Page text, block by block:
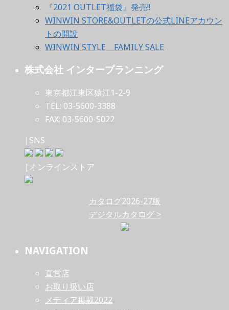
『2021 OUTLET福袋』発売!!
WINWIN STORE&OUTLETの公式LINEアカウン
トの開設
WINWIN STYLE FAMILY SALE
株式会社 インタープランニング
東京都江東区猿江1-2-9
TEL: 03-5600-3388
FAX: 03-5600-5022
|SNS
|オンラインストア
カタログ2026-27版
デジタルカタログ >
NAVIGATION
直営店
お取り扱い店
メディア掲載2022